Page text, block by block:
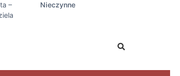
rodzinne oraz świadczenia z
–
Nieczynne